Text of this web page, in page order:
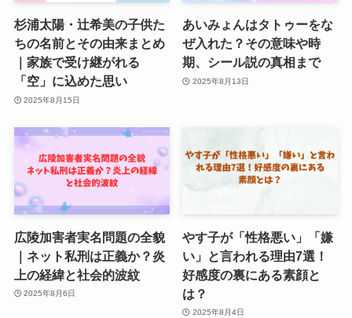
杉浦太陽・辻希美の子供た
ちの名前とその由来まとめ
｜家族で受け継がれる
「空」に込めた思い
2025年8月15日
あいみょんはタトゥーをな
ぜ入れた？その意味や時
期、シール説の真相まで
2025年8月13日
広陵加害者実名問題の全貌
｜ネット私刑は正義か？炎
上の経緯と社会的波紋
2025年8月6日
やす子が「性格悪い」「嫌
い」と言われる理由7選！
好感度の裏にある素顔と
は？
2025年8月4日